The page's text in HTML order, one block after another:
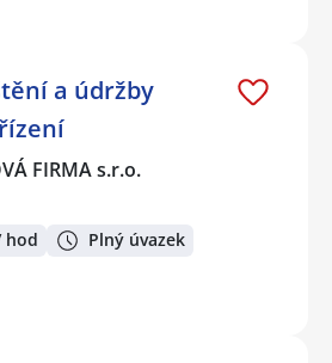
a údržby
FIRMA s.r.o.
hod Plný úvazek